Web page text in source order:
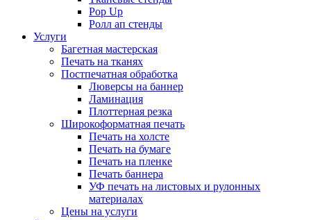
Pop Up
Ролл ап стенды
Услуги
Багетная мастерская
Печать на тканях
Постпечатная обработка
Люверсы на баннер
Ламинация
Плоттерная резка
Широкоформатная печать
Печать на холсте
Печать на бумаге
Печать на пленке
Печать баннера
УФ печать на листовых и рулонных
материалах
Цены на услуги